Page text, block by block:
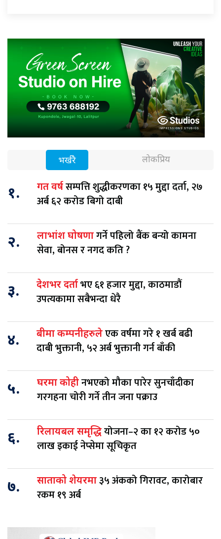
भर्खरै लोकप्रिय
१. गत वर्षसम्पत्ति शुद्धीकरणका १५ मुद्दा दर्ता, २७
अर्ब ६२ करोड बिगो दाबी
२. लाभांश घोषणागर्ने पहिलो बैंक बन्यो कामना
सेवा, बोनस र नगद कति ?
३. देशभर दर्ताभए ६१ हजार मुद्दा, काठमाडौं
उपत्यकामा सबैभन्दा धेरै
४. बीमा कम्पनीहरुलेएक वर्षमा गरे १ खर्ब बढी
दाबी भुक्तानी, ५२ अर्ब भुक्तानी गर्न बाँकी
५. घरमा कोहीनभएको मौका पारेर सुनचाँदीका
गरगहना चोरी गर्ने तीन जना पक्राउ
६. रिलायबल समृद्धियोजना–२ का १२ करोड ५०
लाख इकाई नेप्सेमा सूचिकृत
७. साताको शेयरमा३५ अंकको गिरावट, कारोबार
रकम १९ अर्ब